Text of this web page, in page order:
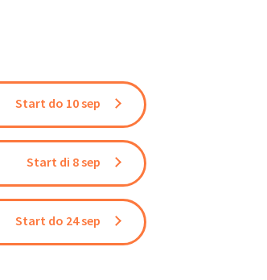
Start do 10 sep
Start di 8 sep
Start do 24 sep